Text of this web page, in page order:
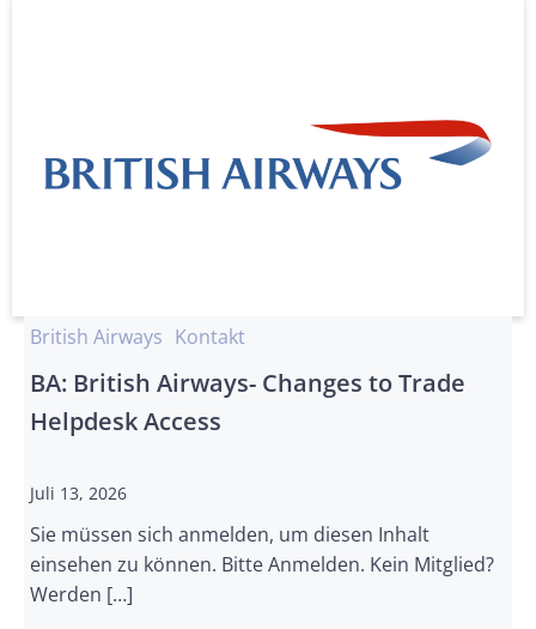
British Airways Kontakt
BA: British Airways- Changes to Trade
Helpdesk Access
Juli 13, 2026
Sie müssen sich anmelden, um diesen Inhalt
einsehen zu können. Bitte Anmelden. Kein Mitglied?
Werden […]